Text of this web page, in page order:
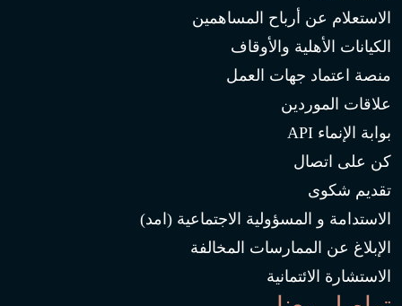
الاستعلام عن أرباح المساهمين
الكيانات الأهلية والأوقاف
منصة اعتماد جهات العمل
علاقات الموردين
بوابة الإنماء API
كن على اتصال
تقديم شكوى
الاستدامة و المسؤولية الاجتماعية (امد)
الإبلاغ عن الممارسات المخالفة
الاستشارة الائتمانية